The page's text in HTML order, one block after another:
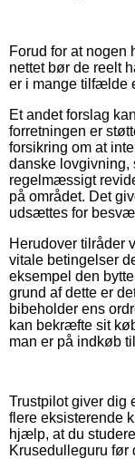
Forud for at nogen
nettet bør de reelt
er i mange tilfælde
Et andet forslag
forretningen er
forsikring om at
danske lovgivning,
regelmæssigt
på området. Det
udsættes for
Herudover tilråder
vitale betingelser
eksempel den
grund af dette er
bibeholder ens
kan bekræfte sit
man er på indkøb
Trustpilot giver dig
flere eksisterende
hjælp, at du
Krusedulleguru før